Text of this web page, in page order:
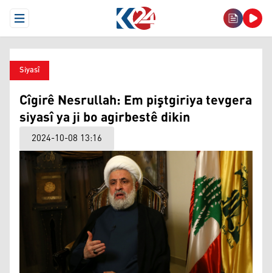
Open Menu
Siyasî
Cîgirê Nesrullah: Em piştgiriya tevgera
siyasî ya ji bo agirbestê dikin
2024-10-08 13:16